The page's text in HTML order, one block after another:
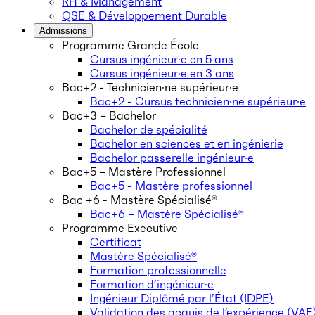
QSE & Développement Durable
Admissions
Programme Grande École
Cursus ingénieur·e en 5 ans
Cursus ingénieur·e en 3 ans
Bac+2 - Technicien·ne supérieur·e
Bac+2 - Cursus technicien·ne supérieur·e
Bac+3 – Bachelor
Bachelor de spécialité
Bachelor en sciences et en ingénierie
Bachelor passerelle ingénieur·e
Bac+5 – Mastère Professionnel
Bac+5 - Mastère professionnel
Bac +6 - Mastère Spécialisé®
Bac+6 – Mastère Spécialisé®
Programme Executive
Certificat
Mastère Spécialisé®
Formation professionnelle
Formation d’ingénieur·e
Ingénieur Diplômé par l’État (IDPE)
Validation des acquis de l’expérience